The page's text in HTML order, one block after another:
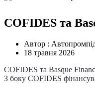
COFIDES та
Автор :
18 травня 2026
COFIDES та Basque
З боку COFIDES